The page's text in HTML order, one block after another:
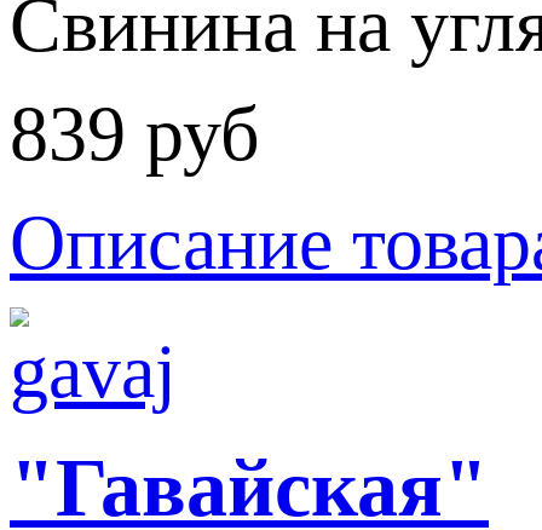
Свинина на
839 руб
Описание
"Гавайская"